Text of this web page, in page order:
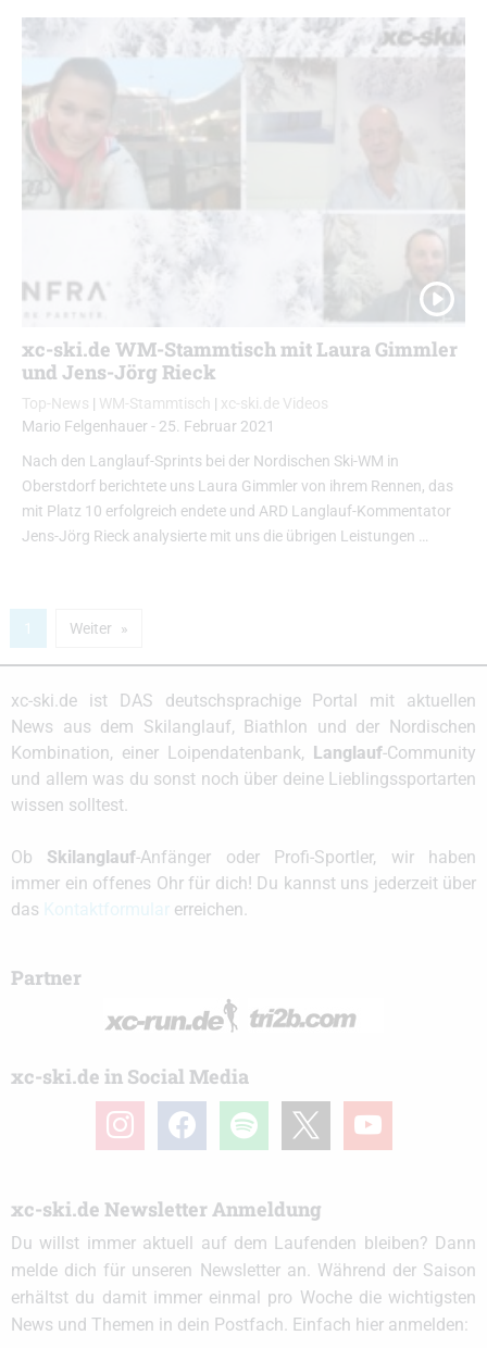
xc-ski.de WM-Stammtisch mit Laura Gimmler
und Jens-Jörg Rieck
Top-News | WM-Stammtisch | xc-ski.de Videos
Mario Felgenhauer - 25. Februar 2021
Nach den Langlauf-Sprints bei der Nordischen Ski-WM in
Oberstdorf berichtete uns Laura Gimmler von ihrem Rennen, das
mit Platz 10 erfolgreich endete und ARD Langlauf-Kommentator
Jens-Jörg Rieck analysierte mit uns die übrigen Leistungen …
Weiter
xc-ski.de ist DAS deutschsprachige Portal mit aktuellen
News aus dem Skilanglauf, Biathlon und der Nordischen
Kombination, einer Loipendatenbank,
Langlauf-Community
und allem was du sonst noch über deine Lieblingssportarten
wissen solltest.
Ob Skilanglauf-Anfänger oder Profi-Sportler, wir haben
immer ein offenes Ohr für dich! Du kannst uns jederzeit über
das
erreichen.
Partner
xc-ski.de in Social Media
instagramfacebook spotify youtube
xc-ski.de Newsletter Anmeldung
Du willst immer aktuell auf dem Laufenden bleiben? Dann
melde dich für unseren Newsletter an. Während der Saison
erhältst du damit immer einmal pro Woche die wichtigsten
News und Themen in dein Postfach. Einfach hier anmelden: